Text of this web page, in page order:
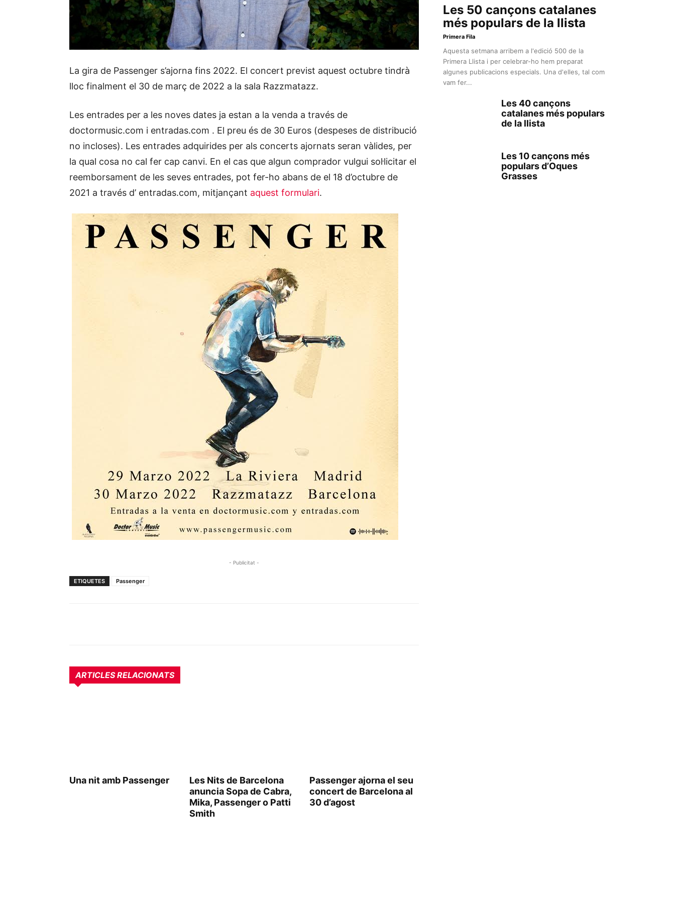
La gira de Passenger s’ajorna fins 2022. El concert previst aquest octubre tindrà
lloc finalment el 30 de març de 2022 a la sala Razzmatazz.
Les entrades per a les noves dates ja estan a la venda a través de
doctormusic.com i entradas.com . El preu és de 30 Euros (despeses de distribució
no incloses). Les entrades adquirides per als concerts ajornats seran vàlides, per
la qual cosa no cal fer cap canvi. En el cas que algun comprador vulgui sol·licitar el
reemborsament de les seves entrades, pot fer-ho abans de el 18 d’octubre de
2021 a través d’ entradas.com, mitjançant aquest formulari.
- Publicitat -
ETIQUETES Passenger
ARTICLES RELACIONATS
Una nit amb Passenger
Les Nits de Barcelona
anuncia Sopa de Cabra,
Mika, Passenger o Patti
Smith
Passenger ajorna el seu
concert de Barcelona al
30 d’agost
Les 50 cançons catalanes
més populars de la llista
Primera Fila
Aquesta setmana arribem a l'edició 500 de la
Primera Llista i per celebrar-ho hem preparat
algunes publicacions especials. Una d'elles, tal com
vam fer...
Les 40 cançons
catalanes més populars
de la llista
Les 10 cançons més
populars d’Oques
Grasses